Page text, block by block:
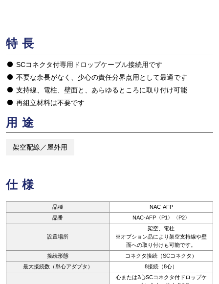
特長
SCコネクタ付専用ドロップケーブル接続用です
不要な余長がなく、少心の責任分界点用として最適です
支持線、電柱、壁面と、あらゆるところに取り付け可能
再組立材料は不要です
用途
架空配線／屋外用
仕様
品種
NAC-AFP
品番
NAC-AFP〈P1〉〈P2〉
設置場所
架空、電柱
※オプション品により架空支持線や壁
面への取り付けも可能です。
接続形態
コネクタ接続（SCコネクタ）
最大接続数（単心アダプタ）
8接続（8心）
心または2心SCコネクタ付ドロップケ